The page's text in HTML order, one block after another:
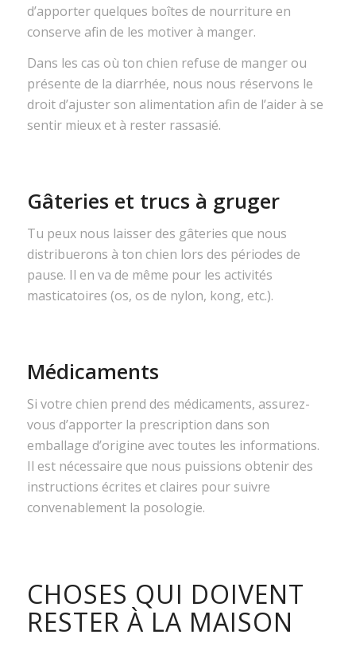
d’apporter quelques boîtes de nourriture en
conserve afin de les motiver à manger.
Dans les cas où ton chien refuse de manger ou
présente de la diarrhée, nous nous réservons le
droit d’ajuster son alimentation afin de l’aider à se
sentir mieux et à rester rassasié.
Gâteries et trucs à gruger
Tu peux nous laisser des gâteries que nous
distribuerons à ton chien lors des périodes de
pause. Il en va de même pour les activités
masticatoires (os, os de nylon, kong, etc.).
Médicaments
Si votre chien prend des médicaments, assurez-
vous d’apporter la prescription dans son
emballage d’origine avec toutes les informations.
Il est nécessaire que nous puissions obtenir des
instructions écrites et claires pour suivre
convenablement la posologie.
CHOSES QUI DOIVENT
RESTER À LA MAISON